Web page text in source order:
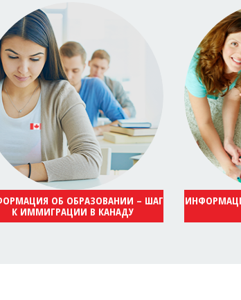
ОБ ОБРАЗОВАНИИ – ШАГ
К ИММИГРАЦИИ В КАНАДУ